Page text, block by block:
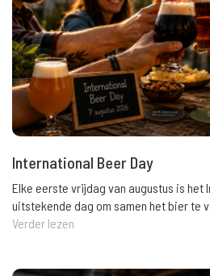
International Beer Day
Elke eerste vrijdag van augustus is het
uitstekende dag om samen het bier te
Verder lezen